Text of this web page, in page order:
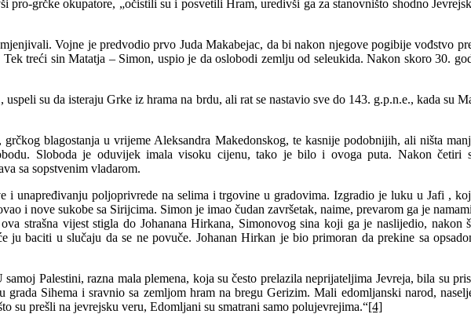
grčke okupatore, „očistili su i posvetili Hram, uredivši ga za stanovništo shodno
Vojne je predvodio prvo Juda Makabejac, da bi nakon njegove pogibije vođstvo
treći sin Matatja – Simon, uspio je da oslobodi zemlju od seleukida. Nakon skoro 30.
su da isteraju Grke iz hrama na brdu, ali rat se nastavio sve do 143. g.p.n.e., kada su
blagostanja u vrijeme Aleksandra Makedonskog, te kasnije podobnijih, ali ništa
Sloboda je oduvijek imala visoku cijenu, tako je bilo i ovoga puta. Nakon četiri
sa sopstvenim vladarom.
i unapređivanju poljoprivrede na selima i trgovine u gradovima. Izgradio je luku u Jafi ,
i nove sukobe sa Sirijcima. Simon je imao čudan završetak, naime, prevarom ga je
strašna vijest stigla do Johanana Hirkana, Simonovog sina koji ga je naslijedio,
ju baciti u slučaju da se ne povuče. Johanan Hirkan je bio primoran da prekine sa
Palestini, razna mala plemena, koja su često prelazila neprijateljima Jevreja, bila su
Sihema i sravnio sa zemljom hram na bregu Gerizim. Mali edomljanski narod,
su prešli na jevrejsku veru, Edomljani su smatrani samo polujevrejima.“[4]